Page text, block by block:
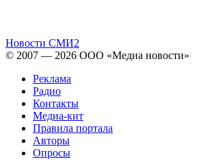
Новости СМИ2
© 2007 — 2026 ООО «Медиа новости»
Реклама
Радио
Контакты
Медиа-кит
Правила портала
Авторы
Опросы